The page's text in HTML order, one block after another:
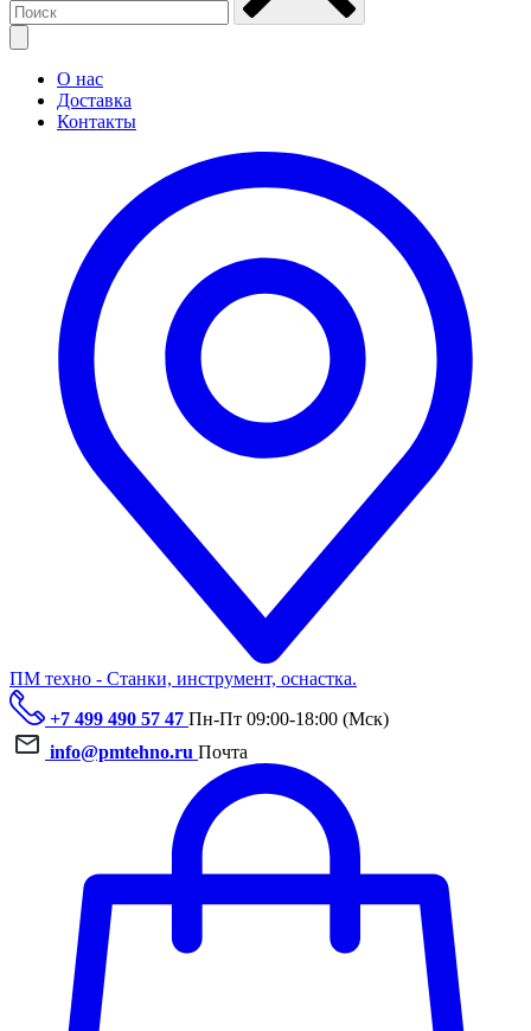
О нас
Доставка
Контакты
ПМ техно - Станки, инструмент, оснастка.
+7 499 490 57 47 Пн-Пт 09:00-18:00 (Мск)
info@pmtehno.ru Почта